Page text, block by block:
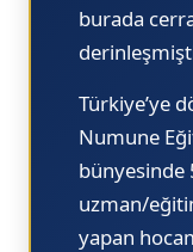
burada
Türkiye’ye
Numune
bünyesinde
uzman/
yapan